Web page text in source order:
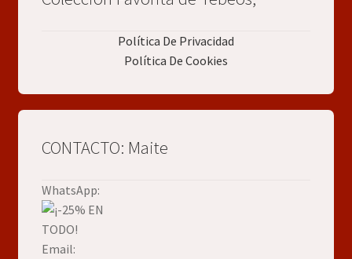
Política De Privacidad
Política De Cookies
CONTACTO: Maite
WhatsApp:
Email: